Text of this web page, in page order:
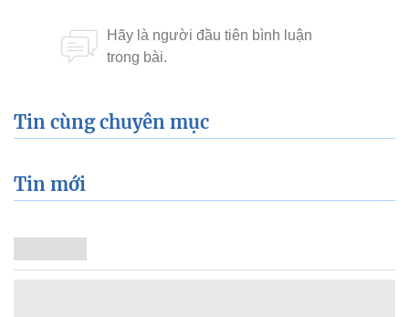
Tin cùng chuyên mục
Tin mới